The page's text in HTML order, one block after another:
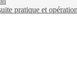
pratique et